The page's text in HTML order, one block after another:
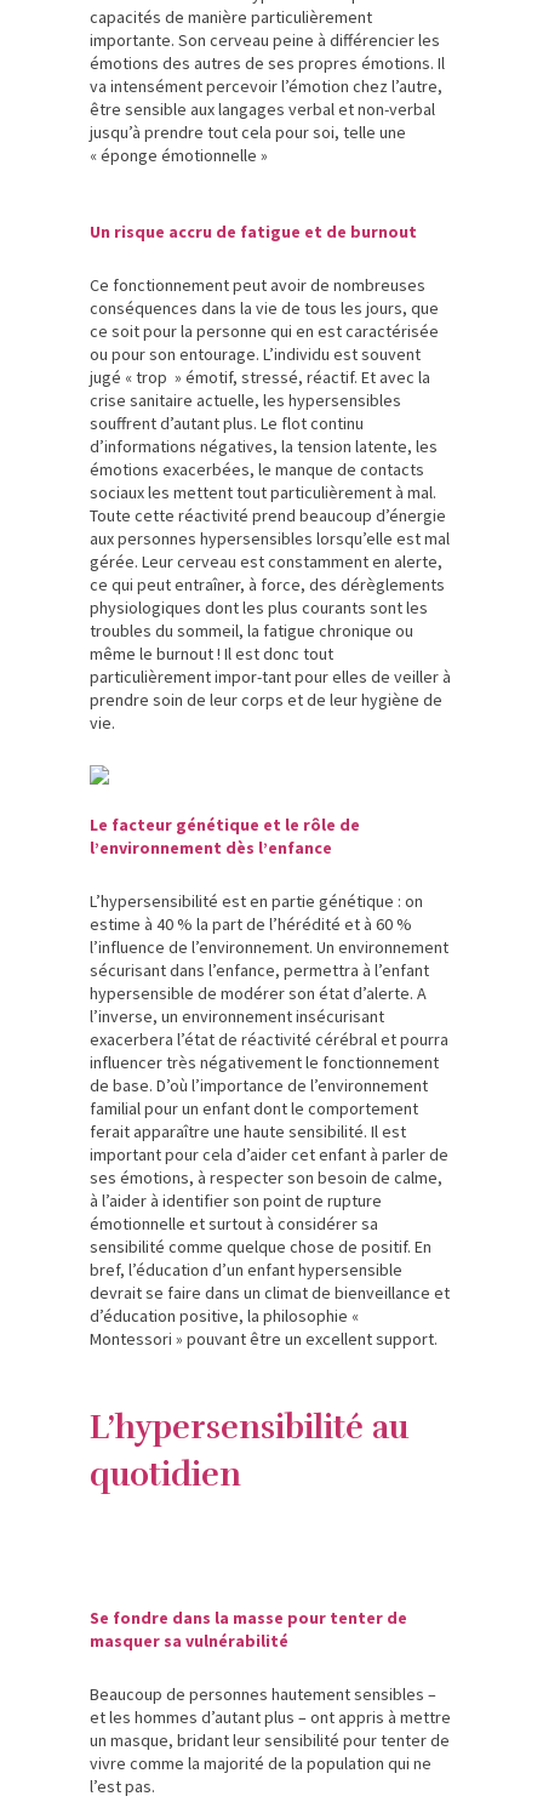
capacités de manière particulièrement
importante. Son cerveau peine à différencier les
émotions des autres de ses propres émotions. Il
va intensément percevoir l’émotion chez l’autre,
être sensible aux langages verbal et non-verbal
jusqu’à prendre tout cela pour soi, telle une
« éponge émotionnelle »
Un risque accru de fatigue et de burnout
Ce fonctionnement peut avoir de nombreuses
conséquences dans la vie de tous les jours, que
ce soit pour la personne qui en est caractérisée
ou pour son entourage. L’individu est souvent
jugé « trop » émotif, stressé, réactif. Et avec la
crise sanitaire actuelle, les hypersensibles
souffrent d’autant plus. Le flot continu
d’informations négatives, la tension latente, les
émotions exacerbées, le manque de contacts
sociaux les mettent tout particulièrement à mal.
Toute cette réactivité prend beaucoup d’énergie
aux personnes hypersensibles lorsqu’elle est mal
gérée. Leur cerveau est constamment en alerte,
ce qui peut entraîner, à force, des dérèglements
physiologiques dont les plus courants sont les
troubles du sommeil, la fatigue chronique ou
même le burnout ! Il est donc tout
particulièrement impor-tant pour elles de veiller à
prendre soin de leur corps et de leur hygiène de
vie.
Le facteur génétique et le rôle de
l’environnement dès l’enfance
L’hypersensibilité est en partie génétique : on
estime à 40 % la part de l’hérédité et à 60 %
l’influence de l’environnement. Un environnement
sécurisant dans l’enfance, permettra à l’enfant
hypersensible de modérer son état d’alerte. A
l’inverse, un environnement insécurisant
exacerbera l’état de réactivité cérébral et pourra
influencer très négativement le fonctionnement
de base. D’où l’importance de l’environnement
familial pour un enfant dont le comportement
ferait apparaître une haute sensibilité. Il est
important pour cela d’aider cet enfant à parler de
ses émotions, à respecter son besoin de calme,
à l’aider à identifier son point de rupture
émotionnelle et surtout à considérer sa
sensibilité comme quelque chose de positif. En
bref, l’éducation d’un enfant hypersensible
devrait se faire dans un climat de bienveillance et
d’éducation positive, la philosophie «
Montessori » pouvant être un excellent support.
L’hypersensibilité au
quotidien
Se fondre dans la masse pour tenter de
masquer sa vulnérabilité
Beaucoup de personnes hautement sensibles –
et les hommes d’autant plus – ont appris à mettre
un masque, bridant leur sensibilité pour tenter de
vivre comme la majorité de la population qui ne
l’est pas.